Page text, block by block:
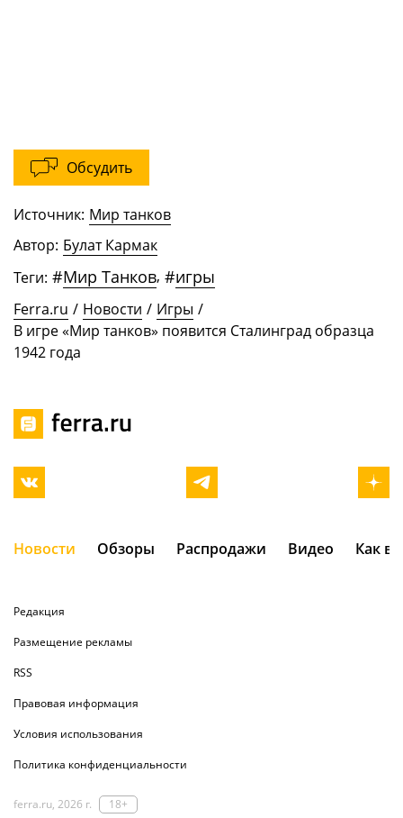
Обсудить
Источник: Мир танков
Автор: Булат Кармак
Теги: #Мир Танков, #игры
Ferra.ru / Новости / Игры /
В игре «Мир танков» появится Сталинград образца
1942 года
Новости Обзоры Распродажи Видео Как
Редакция
Размещение рекламы
RSS
Правовая информация
Условия использования
Политика конфиденциальности
ferra.ru, 2026 г. 18+